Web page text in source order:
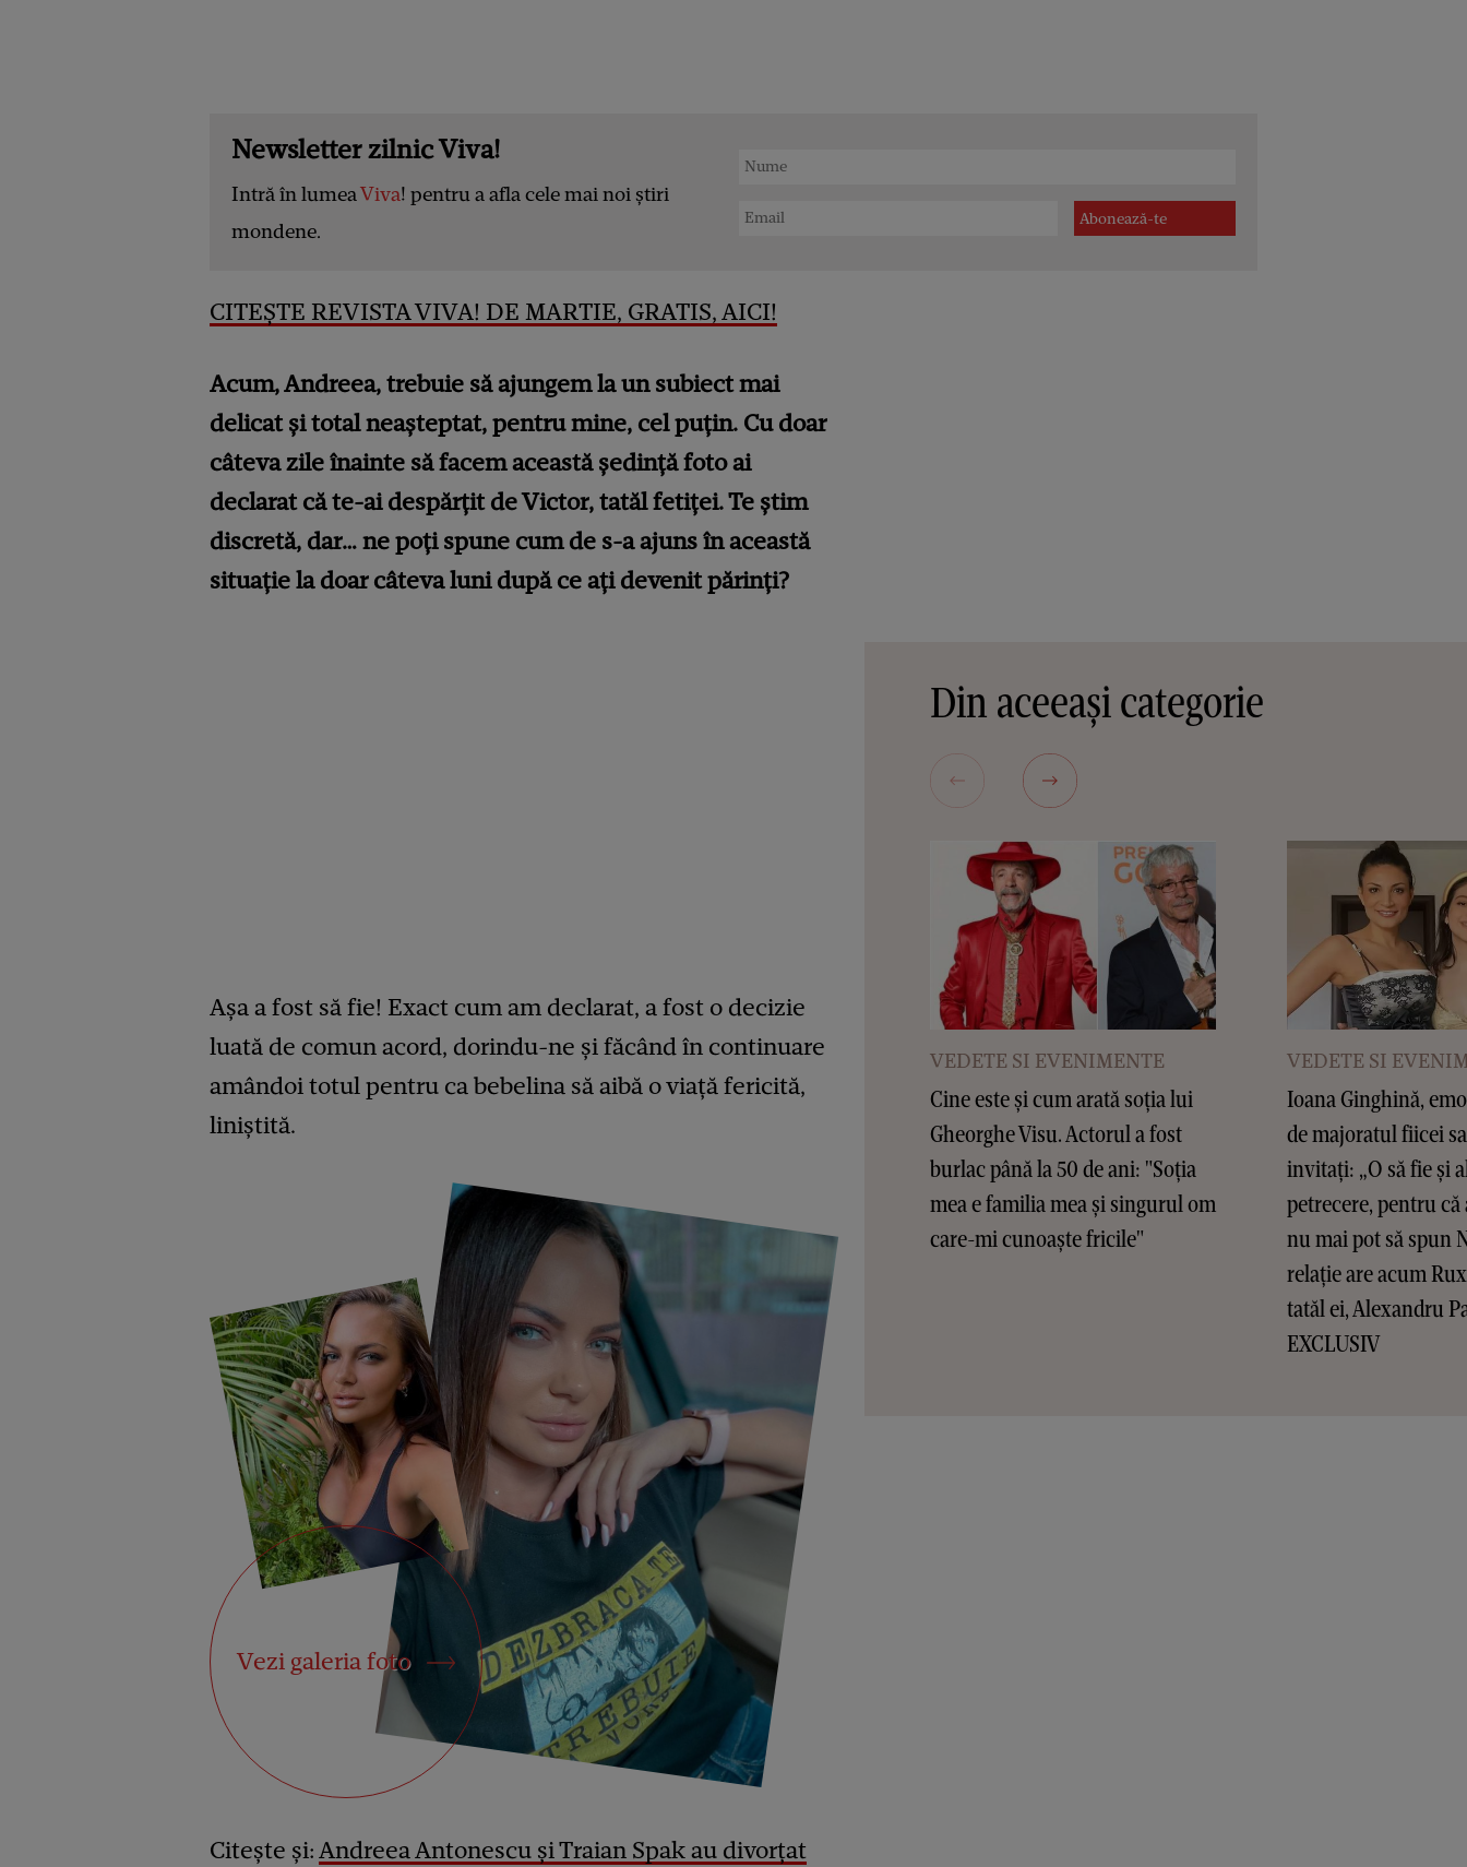
Newsletter zilnic Viva!
Intră în lumeaViva! pentru a afla cele mai noi știri
mondene.
CITEȘTE REVISTA VIVA! DE MARTIE, GRATIS, AICI!
Acum, Andreea, trebuie să ajungem la un subiect mai
delicat și total neașteptat, pentru mine, cel puțin. Cu doar
câteva zile înainte să facem această ședință foto ai
declarat că te-ai despărțit de Victor, tatăl fetiței. Te știm
discretă, dar… ne poți spune cum de s-a ajuns în această
situație la doar câteva luni după ce ați devenit părinți?
Așa a fost să fie! Exact cum am declarat, a fost o decizie
luată de comun acord, dorindu-ne și făcând în continuare
amândoi totul pentru ca bebelina să aibă o viață fericită,
liniștită.
Vezi galeria foto
Citește și:Andreea Antonescu și Traian Spak au divorțat
Din aceeași categorie
VEDETE SI EVENIMENTE
Cine este și cum arată soția lui
Gheorghe Visu. Actorul a fost
burlac până la 50 de ani: "Soția
mea e familia mea și singurul om
care-mi cunoaște fricile"
VEDETE SI
Ioana Ginghină,
de majoratul fiicei
invitați: „O să fie și
petrecere, pentru că
nu mai pot să spun
relație are acum
tatăl ei, Alexandru
EXCLUSIV